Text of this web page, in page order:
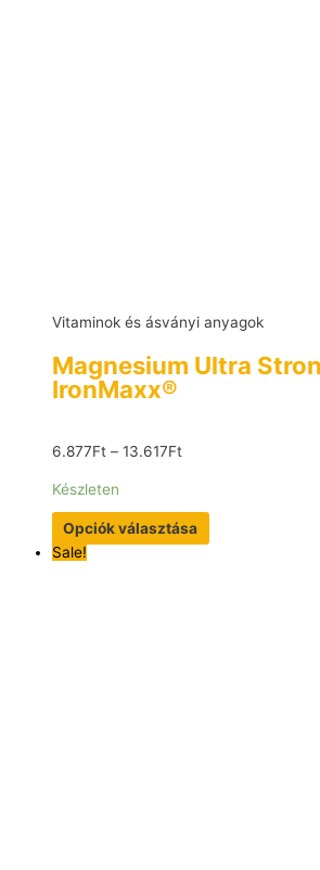
Vitaminok és ásványi anyagok
Magnesium Ultra
IronMaxx®
6.877Ft – 13.617Ft
Készleten
Opciók választása
Sale!